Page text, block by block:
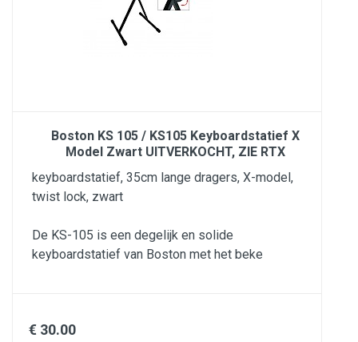
Boston KS 105 / KS105 Keyboardstatief X
Model Zwart UITVERKOCHT, ZIE RTX
keyboardstatief, 35cm lange dragers, X-model,
twist lock, zwart
De KS-105 is een degelijk en solide
keyboardstatief van Boston met het beke
€ 30.00